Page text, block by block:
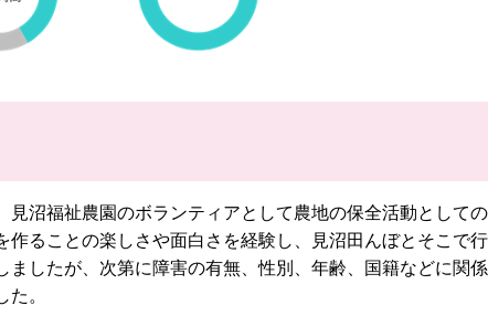
沼福祉農園のボランティアとして農地の保全活動として
ることの楽しさや面白さを経験し、見沼田んぼとそこで
したが、次第に障害の有無、性別、年齢、国籍などに関
。